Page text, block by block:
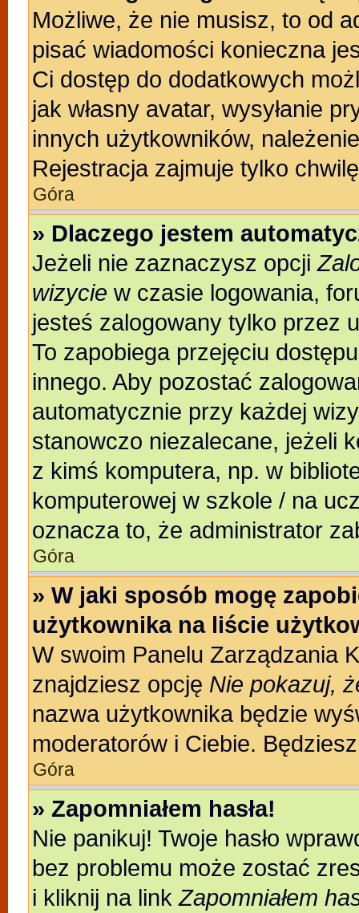
Możliwe, że nie musisz, to od
pisać wiadomości konieczna
Ci dostęp do dodatkowych
jak własny avatar, wysyłanie
innych użytkowników,
Rejestracja zajmuje tylko
Góra
» Dlaczego jestem
Jeżeli nie zaznaczysz opcji
wizycie w czasie logowania,
jesteś zalogowany tylko przez
To zapobiega przejęciu
innego. Aby pozostać
automatycznie przy każdej
stanowczo niezalecane, jeżeli
z kimś komputera, np. w
komputerowej w szkole / na
oznacza to, że administrator
Góra
» W jaki sposób mogę
użytkownika na liście
W swoim Panelu Zarządzania
znajdziesz opcję Nie pokazuj,
nazwa użytkownika będzie
moderatorów i Ciebie.
Góra
» Zapomniałem hasła!
Nie panikuj! Twoje hasło
bez problemu może zostać
i kliknij na linkZapomniałem